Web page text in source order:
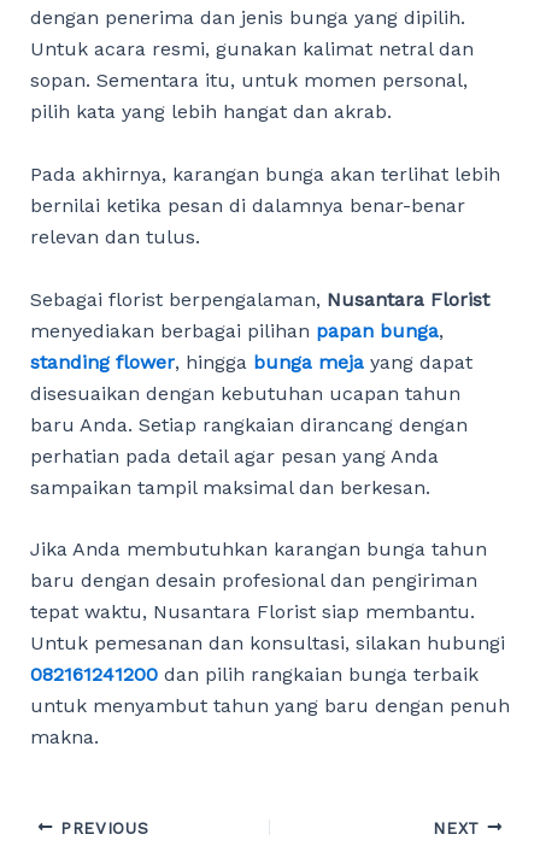
dengan penerima dan jenis bunga yang dipilih.
Untuk acara resmi, gunakan kalimat netral dan
sopan. Sementara itu, untuk momen personal,
pilih kata yang lebih hangat dan akrab.
Pada akhirnya, karangan bunga akan terlihat lebih
bernilai ketika pesan di dalamnya benar-benar
relevan dan tulus.
Sebagai florist berpengalaman, Nusantara Florist
menyediakan berbagai pilihan papan bunga,
standing flower, hingga bunga mejayang dapat
disesuaikan dengan kebutuhan ucapan tahun
baru Anda. Setiap rangkaian dirancang dengan
perhatian pada detail agar pesan yang Anda
sampaikan tampil maksimal dan berkesan.
Jika Anda membutuhkan karangan bunga tahun
baru dengan desain profesional dan pengiriman
tepat waktu, Nusantara Florist siap membantu.
Untuk pemesanan dan konsultasi, silakan hubungi
082161241200 dan pilih rangkaian bunga terbaik
untuk menyambut tahun yang baru dengan penuh
makna.
Post
PREVIOUS NEXT